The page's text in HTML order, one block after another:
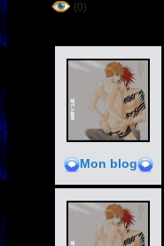
(0)
Mon blog